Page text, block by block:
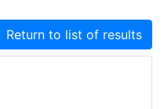
Return to list of results